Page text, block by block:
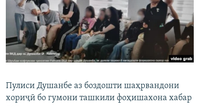
Пулиси Душанбе аз боздошти шаҳрвандони
хориҷӣ бо гумони ташкили фоҳишахона хабар